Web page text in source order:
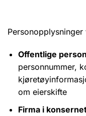
Offentlige
personnummer,
om eierskifte
Firma i